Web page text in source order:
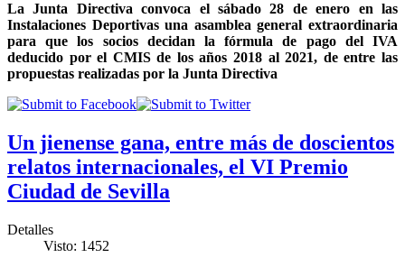
La Junta Directiva convoca el sábado 28 de enero en las
Instalaciones Deportivas una asamblea general extraordinaria
para que los socios decidan la fórmula de pago del IVA
deducido por el CMIS de los años 2018 al 2021, de entre las
propuestas realizadas por la Junta Directiva
Un jienense gana, entre más de doscientos
relatos internacionales, el VI Premio
Ciudad de Sevilla
Detalles
Visto: 1452